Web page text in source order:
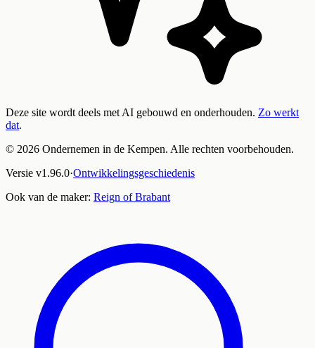
Deze site wordt deels met AI gebouwd en onderhouden. Zo werkt
dat.
© 2026 Ondernemen in de Kempen. Alle rechten voorbehouden.
Versie v1.96.0·Ontwikkelingsgeschiedenis
Ook van de maker: Reign of Brabant